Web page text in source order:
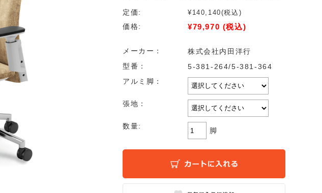
定価: ¥140,140(税込)
価格:
¥79,970 (税込)
メーカー：
株式会社内田洋行
型番：
5-381-264/5-381-364
アルミ脚：
張地：
数量:
脚